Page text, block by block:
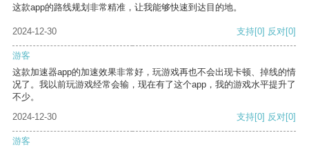
这款app的路线规划非常精准，让我能够快速到达目的地。
2024-12-30 支持[0] 反对[0]
游客
这款加速器app的加速效果非常好，玩游戏再也不会出现卡顿、掉线的情
况了。我以前玩游戏经常会输，现在有了这个app，我的游戏水平提升了
不少。
2024-12-30
支持[0] 反对[0]
游客